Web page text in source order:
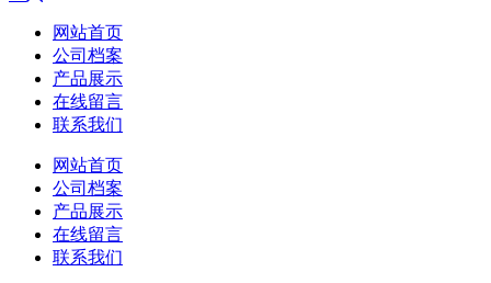
网站首页
公司档案
产品展示
在线留言
联系我们
网站首页
公司档案
产品展示
在线留言
联系我们